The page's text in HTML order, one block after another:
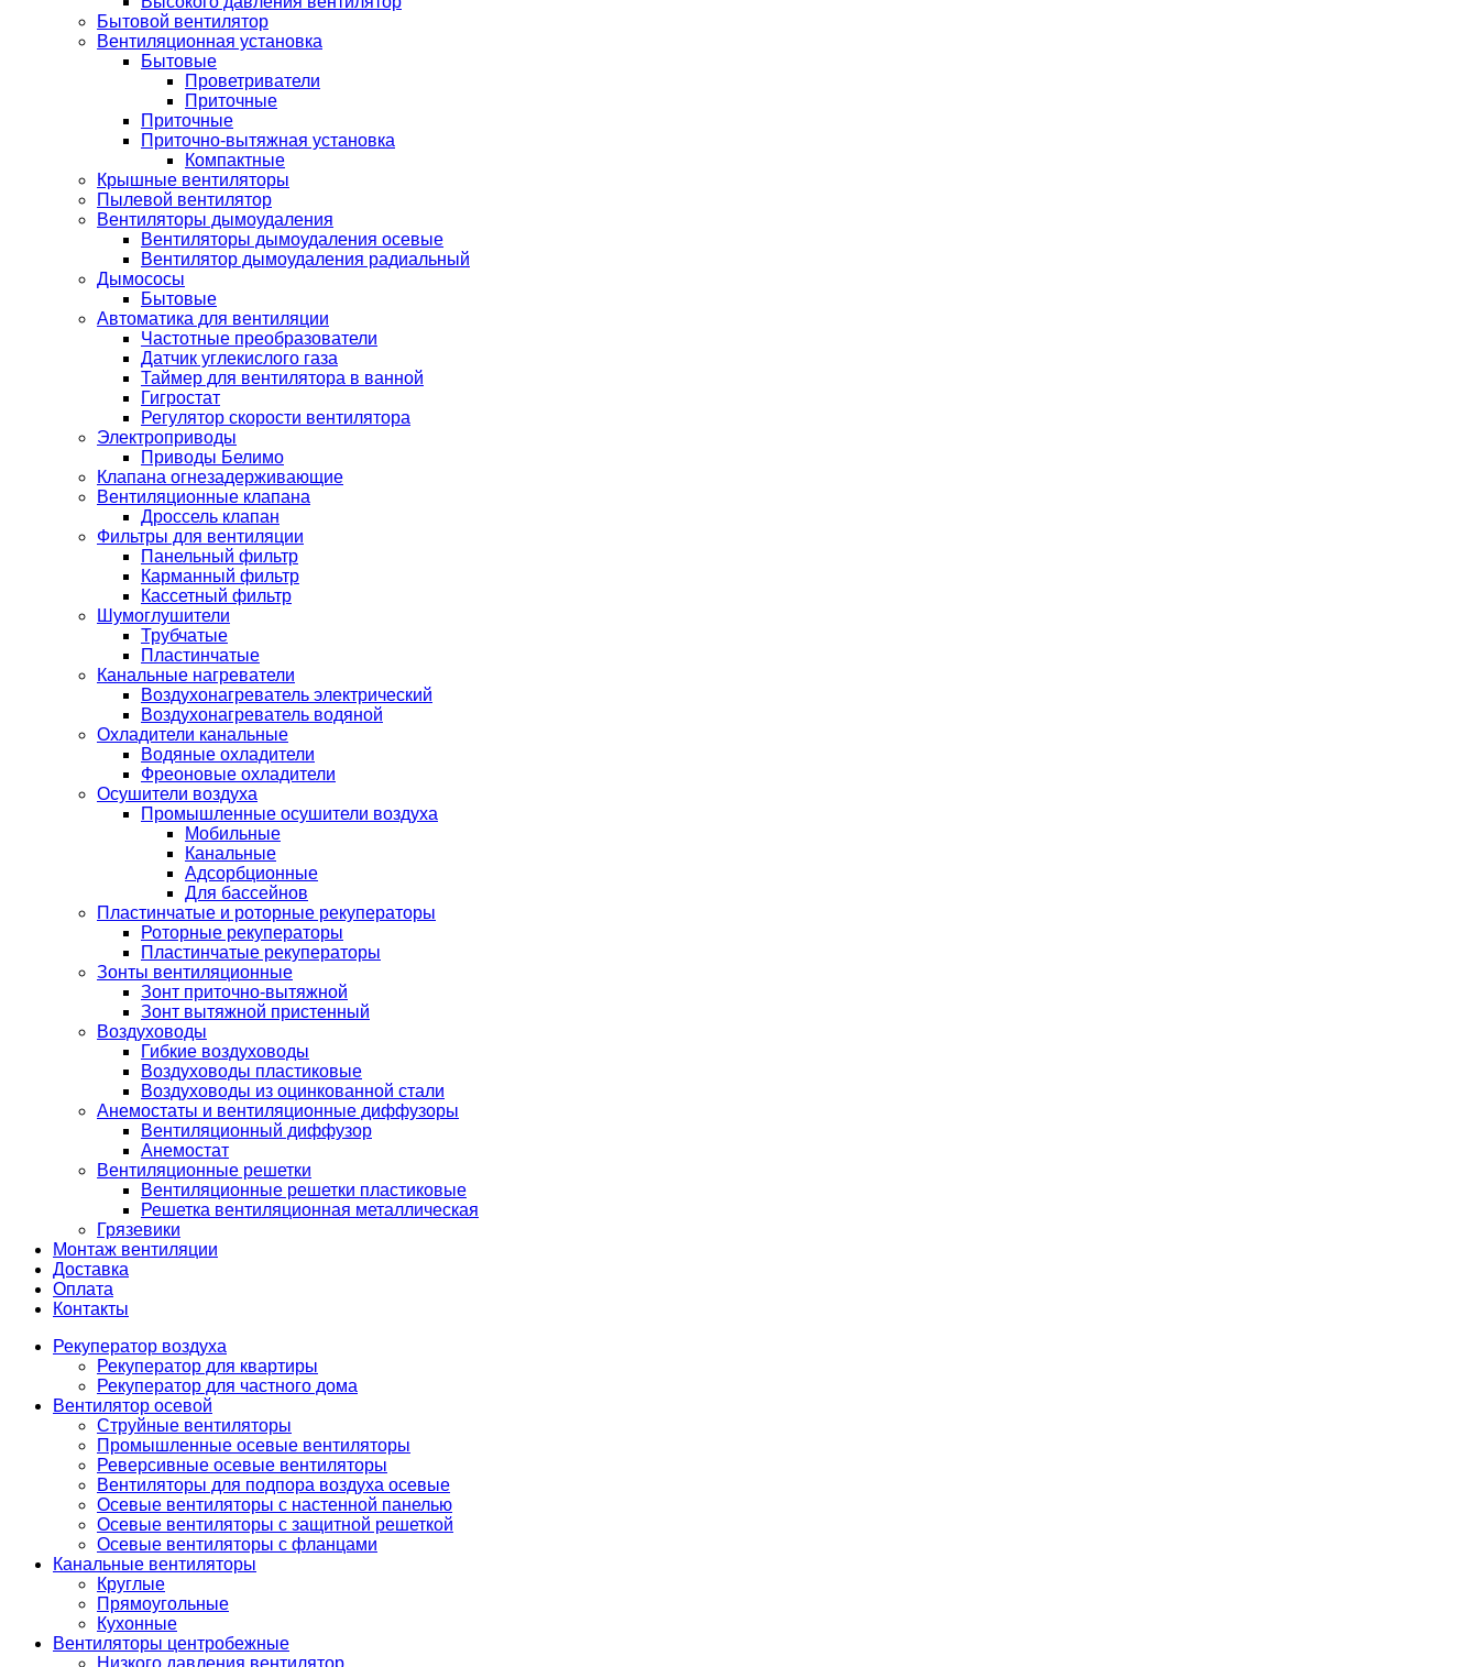
Бытовой вентилятор
Вентиляционная установка
Бытовые
Проветриватели
Приточные
Приточные
Приточно-вытяжная установка
Компактные
Крышные вентиляторы
Пылевой вентилятор
Вентиляторы дымоудаления
Вентиляторы дымоудаления осевые
Вентилятор дымоудаления радиальный
Дымососы
Бытовые
Автоматика для вентиляции
Частотные преобразователи
Датчик углекислого газа
Таймер для вентилятора в ванной
Гигростат
Регулятор скорости вентилятора
Электроприводы
Приводы Белимо
Клапана огнезадерживающие
Вентиляционные клапана
Дроссель клапан
Фильтры для вентиляции
Панельный фильтр
Карманный фильтр
Кассетный фильтр
Шумоглушители
Трубчатые
Пластинчатые
Канальные нагреватели
Воздухонагреватель электрический
Воздухонагреватель водяной
Охладители канальные
Водяные охладители
Фреоновые охладители
Осушители воздуха
Промышленные осушители воздуха
Мобильные
Канальные
Адсорбционные
Для бассейнов
Пластинчатые и роторные рекуператоры
Роторные рекуператоры
Пластинчатые рекуператоры
Зонты вентиляционные
Зонт приточно-вытяжной
Зонт вытяжной пристенный
Воздуховоды
Гибкие воздуховоды
Воздуховоды пластиковые
Воздуховоды из оцинкованной стали
Анемостаты и вентиляционные диффузоры
Вентиляционный диффузор
Анемостат
Вентиляционные решетки
Вентиляционные решетки пластиковые
Решетка вентиляционная металлическая
Грязевики
Монтаж вентиляции
Доставка
Оплата
Контакты
Рекуператор воздуха
Рекуператор для квартиры
Рекуператор для частного дома
Вентилятор осевой
Струйные вентиляторы
Промышленные осевые вентиляторы
Реверсивные осевые вентиляторы
Вентиляторы для подпора воздуха осевые
Осевые вентиляторы с настенной панелью
Осевые вентиляторы с защитной решеткой
Осевые вентиляторы с фланцами
Канальные вентиляторы
Круглые
Прямоугольные
Кухонные
Вентиляторы центробежные
Низкого давления вентилятор